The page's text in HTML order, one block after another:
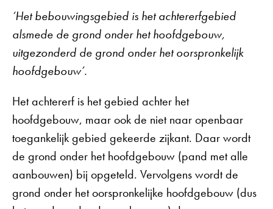
‘Het bebouwingsgebied is het achtererfgebied
alsmede de grond onder het hoofdgebouw,
uitgezonderd de grond onder het oorspronkelijk
hoofdgebouw’.
Het achtererf is het gebied achter het
hoofdgebouw, maar ook de niet naar openbaar
toegankelijk gebied gekeerde zijkant. Daar wordt
de grond onder het hoofdgebouw (pand met alle
aanbouwen) bij opgeteld. Vervolgens wordt de
grond onder het oorspronkelijke hoofdgebouw (dus